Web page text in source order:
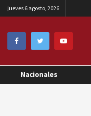
jueves 6 agosto, 2026
Nacionales